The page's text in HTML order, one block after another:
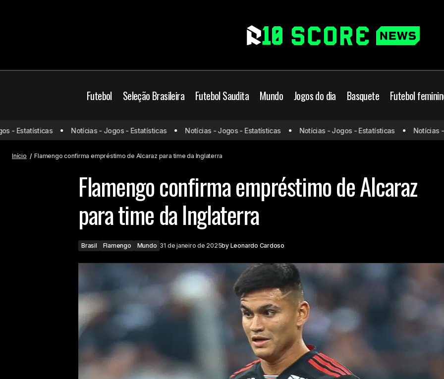
Futebol Seleção Brasileira Futebol Saudita Mundo Jogos do dia Basquete Futebol
Flamengo recusa mais uma proposta
por Wesley; Veja valores
Brasil Flamengo Mundo Flamengo confirma empréstimo de Alcaraz para
Estatísticas Notícias - Jogos - Estatísticas Notícias - Jogos - Estatísticas Notícias - Jogos - Estatísticas Notícias -
Início Flamengo confirma empréstimo de Alcaraz para time da Inglaterra
Flamengo confirma empréstimo de Alcaraz
para time da Inglaterra
Brasil Flamengo Mundo 31 de janeiro de 2025by Leonardo Cardoso